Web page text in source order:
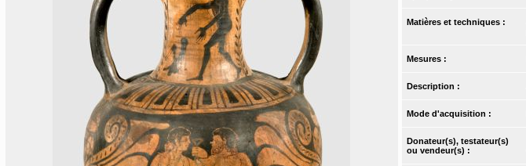
Matières et techniques :
Mesures :
Description :
Mode d'acquisition :
Donateur(s), testateur(s)
ou vendeur(s) :